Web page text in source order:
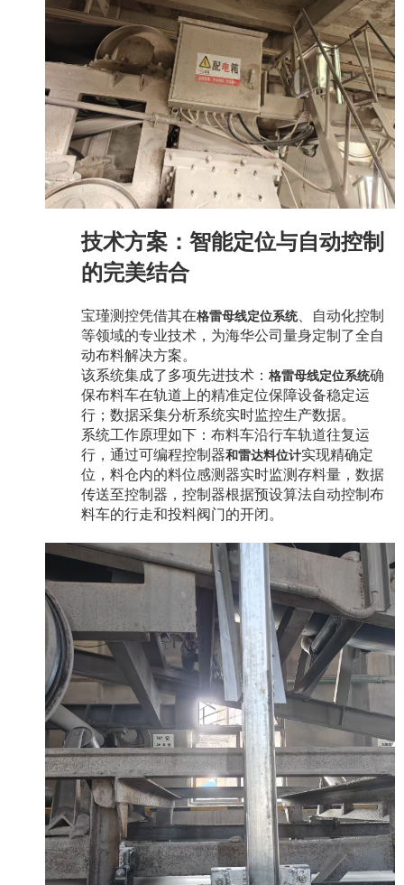
技术方案：智能定位与自动控制
的完美结合
宝瑾测控凭借其在格雷母线定位系统、自动化控制
等领域的专业技术，为海华公司量身定制了全自
动布料解决方案。
该系统集成了多项先进技术： 格雷母线定位系统确
保布料车在轨道上的精准定位保障设备稳定运
行；数据采集分析系统实时监控生产数据。
系统工作原理如下：布料车沿行车轨道往复运
行，通过可编程控制器和雷达料位计实现精确定
位，料仓内的料位感测器实时监测存料量，数据
传送至控制器，控制器根据预设算法自动控制布
料车的行走和投料阀门的开闭。